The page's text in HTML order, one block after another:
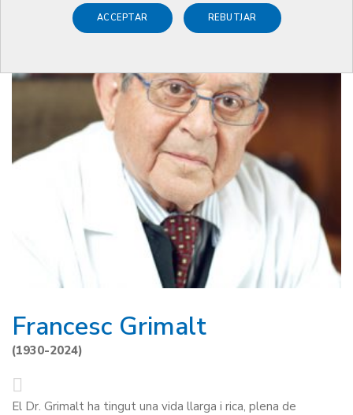
ACCEPTAR REBUTJAR
Francesc Grimalt
(1930-2024)
El Dr. Grimalt ha tingut una vida llarga i rica, plena de